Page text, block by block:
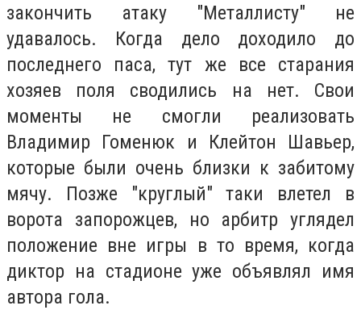
закончить атаку "Металлисту" не
удавалось. Когда дело доходило до
последнего паса, тут же все старания
хозяев поля сводились на нет. Свои
моменты не смогли реализовать
Владимир Гоменюк и Клейтон Шавьер,
которые были очень близки к забитому
мячу. Позже "круглый" таки влетел в
ворота запорожцев, но арбитр углядел
положение вне игры в то время, когда
диктор на стадионе уже объявлял имя
автора гола.